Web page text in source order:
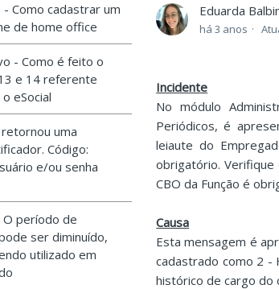
Como cadastrar um
de home office
- Como é feito o
e 14 referente
eSocial
retornou uma
Código:
e/ou senha
período de
ser diminuído,
utilizado em
Eduarda
há 3 anos
Incidente
No módulo
Periódicos, é
leiaute do
obrigatório. Verifique
CBO da Função é
Causa
Esta mensagem é
cadastrado como 2 -
histórico de cargo do